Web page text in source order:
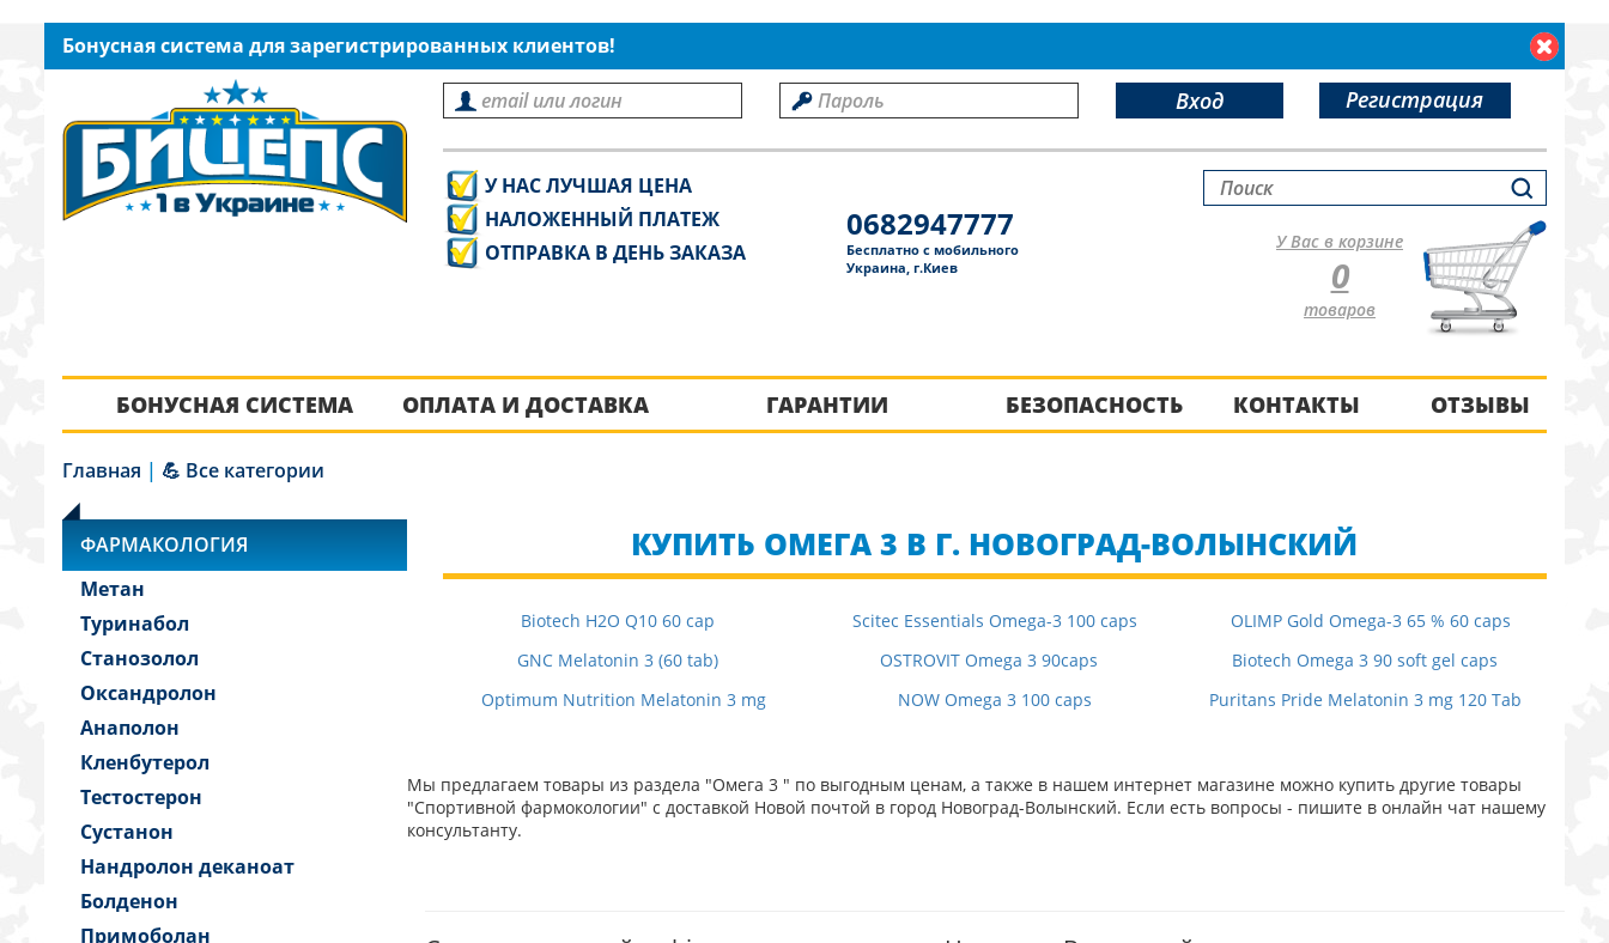
Бонусная система для зарегистрированных клиентов!
Вход Регистрация
У НАС ЛУЧШАЯ ЦЕНА
НАЛОЖЕННЫЙ ПЛАТЕЖ
ОТПРАВКА В ДЕНЬ ЗАКАЗА
0682947777
Бесплатно с мобильного
Украина, г.Киев
У Вас в корзине
0
товаров
БОНУСНАЯ СИСТЕМА ОПЛАТА И ДОСТАВКА ГАРАНТИИ БЕЗОПАСНОСТЬ КОНТАКТЫ ОТЗЫВЫ
Главная | 💪 Все категории
ФАРМАКОЛОГИЯ
Метан
Туринабол
Станозолол
Оксандролон
Анаполон
Кленбутерол
Тестостерон
Сустанон
Нандролон деканоат
Болденон
Примоболан
КУПИТЬ ОМЕГА 3 В Г. НОВОГРАД-ВОЛЫНСКИЙ
Biotech H2O Q10 60 cap Scitec Essentials Omega-3 100 caps
OLIMP Gold Omega-3 65 % 60 caps
GNC Melatonin 3 (60 tab)
OSTROVIT Omega 3 90caps
Biotech Omega 3 90 soft gel caps
Optimum Nutrition Melatonin 3 mg
NOW Omega 3 100 caps Puritans Pride Melatonin 3 mg 120 Tab
Мы предлагаем товары из раздела "Омега 3 " по выгодным ценам, а также в нашем интернет магазине можно купить другие товары
"Спортивной фармокологии" с доставкой Новой почтой в город Новоград-Волынский. Если есть вопросы - пишите в онлайн чат нашему
консультанту.